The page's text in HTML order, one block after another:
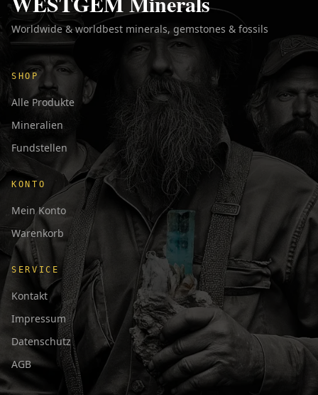
Worldwide & worldbest minerals, gemstones & fossils
SHOP
Alle Produkte
Mineralien
Fundstellen
KONTO
Mein Konto
Warenkorb
SERVICE
Kontakt
Impressum
Datenschutz
AGB
日本語